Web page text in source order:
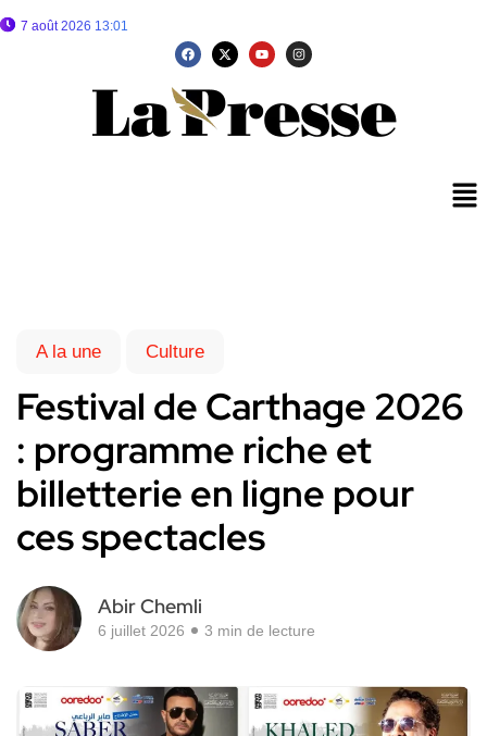
7 août 2026 13:01
A la une Culture
Festival de Carthage 2026
: programme riche et
billetterie en ligne pour
ces spectacles
Abir Chemli
6 juillet 2026 3 min de lecture